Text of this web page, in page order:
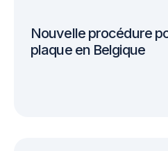
Nouvelle procédure
plaque en Belgique